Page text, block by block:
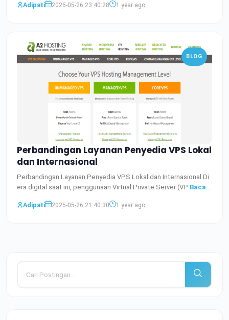
Adipati
2025-05-26 23:40:28 1 year ago
BLOG
Perbandingan Layanan Penyedia VPS Lokal
dan Internasional
Perbandingan Layanan Penyedia VPS Lokal dan Internasional Di
era digital saat ini, penggunaan Virtual Private Server (VP Baca
Adipati
2025-05-26 21:40:30 1 year ago